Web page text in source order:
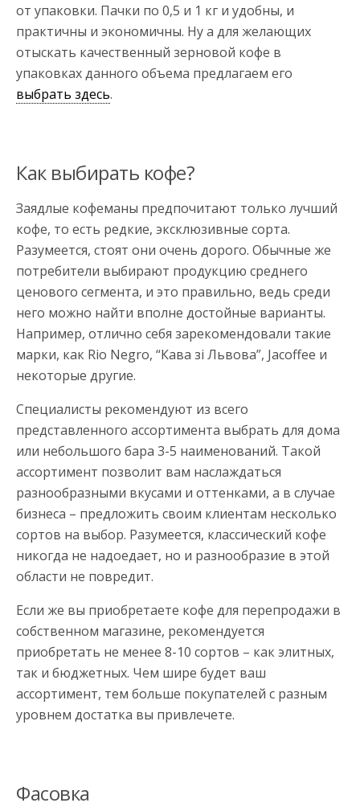
от упаковки. Пачки по 0,5 и 1 кг и удобны, и
практичны и экономичны. Ну а для желающих
отыскать качественный зерновой кофе в
упаковках данного объема предлагаем его
выбрать здесь.
Как выбирать кофе?
Заядлые кофеманы предпочитают только лучший
кофе, то есть редкие, эксклюзивные сорта.
Разумеется, стоят они очень дорого. Обычные же
потребители выбирают продукцию среднего
ценового сегмента, и это правильно, ведь среди
него можно найти вполне достойные варианты.
Например, отлично себя зарекомендовали такие
марки, как Rio Negro, “Кава зi Львова”, Jacoffee и
некоторые другие.
Специалисты рекомендуют из всего
представленного ассортимента выбрать для дома
или небольшого бара 3-5 наименований. Такой
ассортимент позволит вам наслаждаться
разнообразными вкусами и оттенками, а в случае
бизнеса – предложить своим клиентам несколько
сортов на выбор. Разумеется, классический кофе
никогда не надоедает, но и разнообразие в этой
области не повредит.
Если же вы приобретаете кофе для перепродажи в
собственном магазине, рекомендуется
приобретать не менее 8-10 сортов – как элитных,
так и бюджетных. Чем шире будет ваш
ассортимент, тем больше покупателей с разным
уровнем достатка вы привлечете.
Фасовка